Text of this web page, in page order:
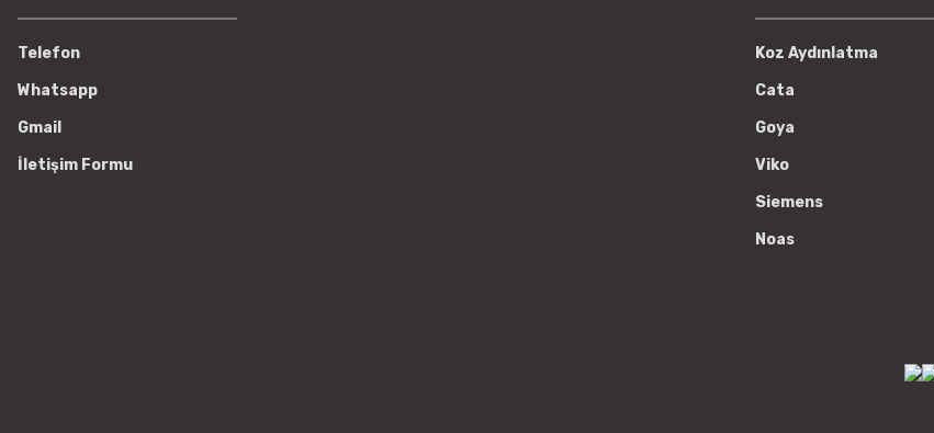
Telefon
Whatsapp
Gmail
İletişim Formu
Koz Aydınlatma
Cata
Goya
Viko
Siemens
Noas